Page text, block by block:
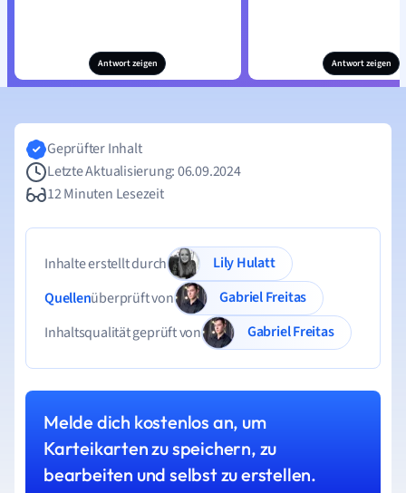
Antwort zeigen Antwort zeigen
Geprüfter Inhalt
Letzte Aktualisierung: 06.09.2024
12 Minuten Lesezeit
Inhalte erstellt durch
Lily Hulatt
Quellenüberprüft von
Gabriel Freitas
Inhaltsqualität geprüft von
Gabriel Freitas
Melde dich kostenlos an, um
Karteikarten zu speichern, zu
bearbeiten und selbst zu erstellen.